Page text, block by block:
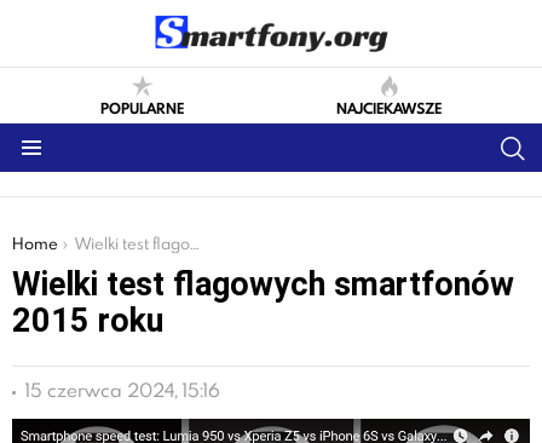
POPULARNE NAJCIEKAWSZE
You are here:
Home Wielki test flagowych smartfonów 2015 roku
Wielki test flagowych smartfonów
2015 roku
15 czerwca 2024, 15:16